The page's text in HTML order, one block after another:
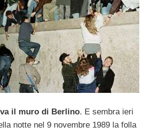
il muro di Berlino. E sembra ieri
notte nel 9 novembre 1989 la folla